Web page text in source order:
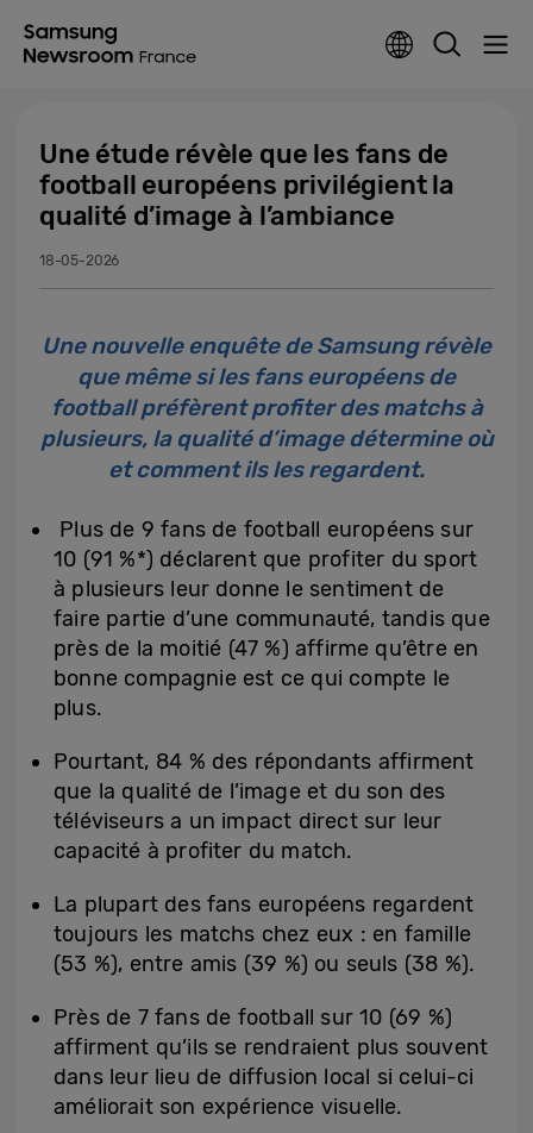
Une étude révèle que les fans de
football européens privilégient la
qualité d’image à l’ambiance
18-05-2026
Une nouvelle enquête de Samsung révèle
que même si les fans européens de
football préfèrent profiter des matchs à
plusieurs, la qualité d’image détermine où
et comment ils les regardent.
Plus de 9 fans de football européens sur
10 (91 %*) déclarent que profiter du sport
à plusieurs leur donne le sentiment de
faire partie d’une communauté, tandis que
près de la moitié (47 %) affirme qu’être en
bonne compagnie est ce qui compte le
plus.
Pourtant, 84 % des répondants affirment
que la qualité de l’image et du son des
téléviseurs a un impact direct sur leur
capacité à profiter du match.
La plupart des fans européens regardent
toujours les matchs chez eux : en famille
(53 %), entre amis (39 %) ou seuls (38 %).
Près de 7 fans de football sur 10 (69 %)
affirment qu’ils se rendraient plus souvent
dans leur lieu de diffusion local si celui-ci
améliorait son expérience visuelle.